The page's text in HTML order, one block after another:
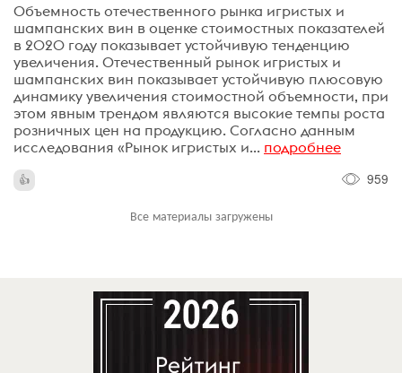
Объемность отечественного рынка игристых и
шампанских вин в оценке стоимостных показателей
в 2020 году показывает устойчивую тенденцию
увеличения. Отечественный рынок игристых и
шампанских вин показывает устойчивую плюсовую
динамику увеличения стоимостной объемности, при
этом явным трендом являются высокие темпы роста
розничных цен на продукцию. Согласно данным
исследования «Рынок игристых и... подробнее
959
Все материалы загружены